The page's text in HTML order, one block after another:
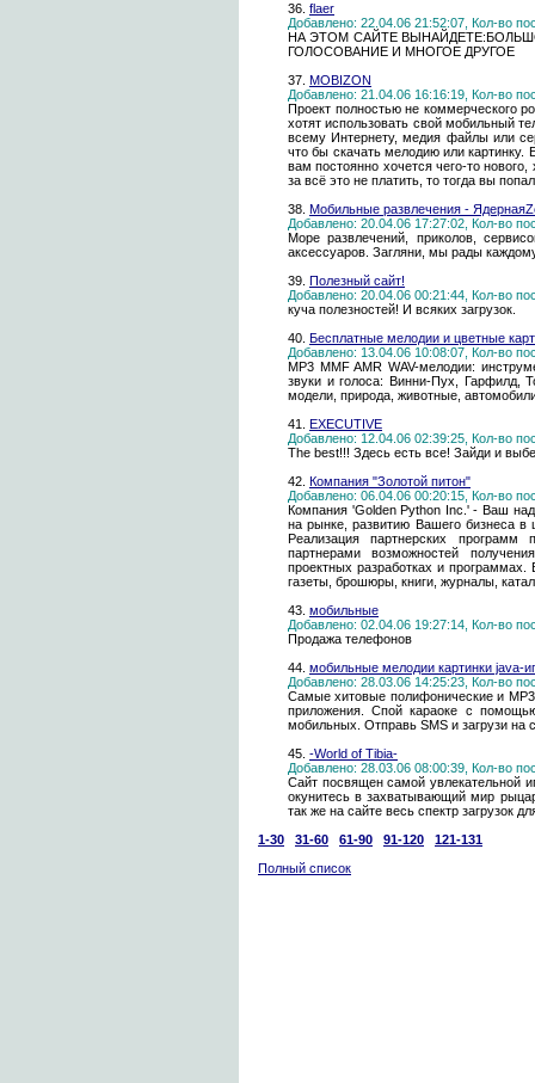
36. flaer
Добавлено: 22.04.06 21:52:07, Кол-во
НА ЭТОМ САЙТЕ
ГОЛОСОВАНИЕ И МНОГОЕ ДРУГОЕ
37. MOBIZON
Добавлено: 21.04.06 16:16:19, Кол-во
Проект полностью не коммерческого
хотят использовать свой мобильный
всему Интернету, медия файлы или
что бы скачать мелодию или картинку.
вам постоянно хочется чего-то
за всё это не платить, то тогда вы
38. Мобильные развлечения -
Добавлено: 20.04.06 17:27:02, Кол-во
Море развлечений, приколов,
аксессуаров. Загляни, мы рады
39. Полезный сайт!
Добавлено: 20.04.06 00:21:44, Кол-во
куча полезностей! И всяких загрузок.
40. Бесплатные мелодии и цветные
Добавлено: 13.04.06 10:08:07, Кол-во
МP3 MMF AMR WAV-мелодии:
звуки и голоса: Винни-Пух, Гарфилд,
модели, природа, животные,
41. EXECUTIVE
Добавлено: 12.04.06 02:39:25, Кол-во
The best!!! Здесь есть все! Зайди и
42. Компания "Золотой питон"
Добавлено: 06.04.06 00:20:15, Кол-во
Компания 'Golden Python Inc.' - Ваш
на рынке, развитию Вашего бизнеса в
Реализация партнерских
партнерами возможностей
проектных разработках и
газеты, брошюры, книги, журналы,
43. мобильные
Добавлено: 02.04.06 19:27:14, Кол-во
Продажа телефонов
44. мобильные мелодии картинки
Добавлено: 28.03.06 14:25:23, Кол-во
Самые хитовые полифонические и
приложения. Спой караоке с
мобильных. Отправь SMS и загрузи на
45. -World of Tibia-
Добавлено: 28.03.06 08:00:39, Кол-во
Сайт посвящен самой увлекательной
окунитесь в захватывающий мир
так же на сайте весь спектр загрузок
1-30
31-60 61-90 91-120
121-131
Полный список